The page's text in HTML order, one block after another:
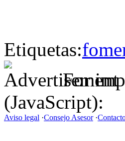
Etiquetas:
For
(JavaScript):
Aviso legal ·Consejo Asesor·